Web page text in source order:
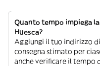
Quanto tempo impiega
Huesca?
Aggiungi il tuo indirizzo
consegna stimato per
anche verificare il tempo